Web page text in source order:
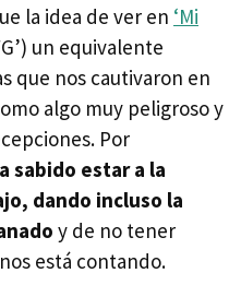
la idea de ver en ‘Mi
un equivalente
que nos cautivaron en
algo muy peligroso y
Por
sabido estar a la
dando incluso la
y de no tener
está contando.